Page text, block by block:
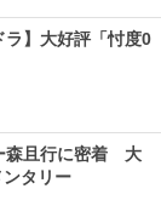
ラ】大好評「忖度0
森且行に密着 大
タリー